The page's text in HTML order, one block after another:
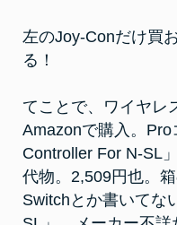
左のJoy-Conだけ買
る！
てことで、ワイヤレ
Amazonで購入。
Controller For N-SL
代物。2,509円也。
Switchとか書いてな